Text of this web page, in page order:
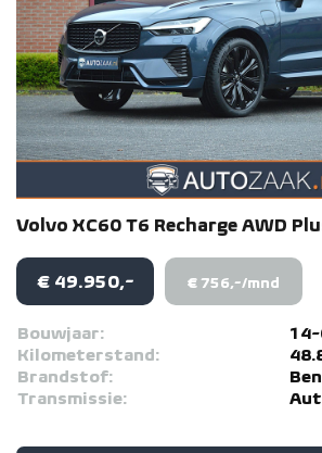
Volvo XC60 T6 Recharge AWD
€ 49.950,- € 756,-/mnd
Bouwjaar:
Kilometerstand:
Brandstof:
Transmissie: